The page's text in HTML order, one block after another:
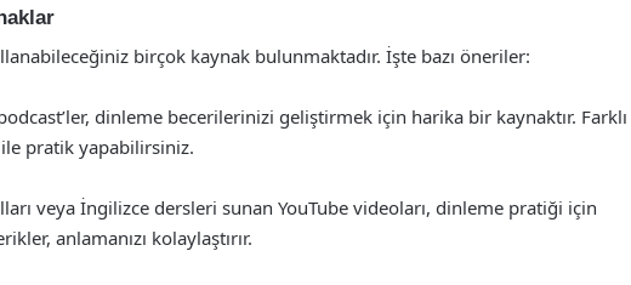
birçok kaynak bulunmaktadır. İşte bazı öneriler:
dinleme becerilerinizi geliştirmek için harika bir kaynaktır. Farklı
pratik yapabilirsiniz.
veya İngilizce dersleri sunan YouTube videoları, dinleme pratiği için
anlamanızı kolaylaştırır.